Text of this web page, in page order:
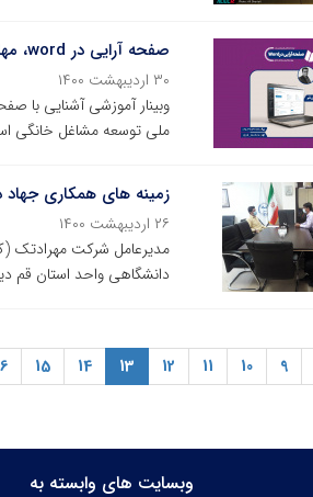
صفحه آرایی در word، مهارت جدید متقاضیان مشاغل خانگی
۳۰ اردیبهشت ۱۴۰۰
ملی توسعه مشاغل خانگی
زمینه های همکاری
۲۶ اردیبهشت ۱۴۰۰
دانشگاهی واحد استان قم
9
10
11
12
13
14
15
وبسایت های وابسته به